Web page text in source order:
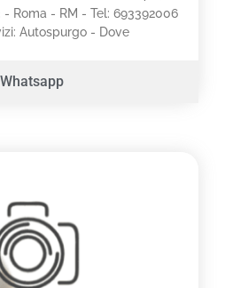
Roma - RM - Tel: 693392006
Autospurgo - Dove
Whatsapp